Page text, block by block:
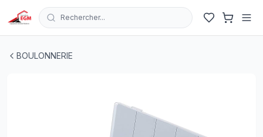
Rechercher...
BOULONNERIE